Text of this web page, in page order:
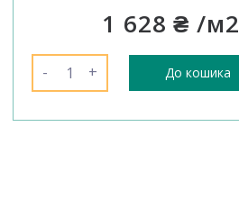
1 628 ₴/м2
- + До кошика